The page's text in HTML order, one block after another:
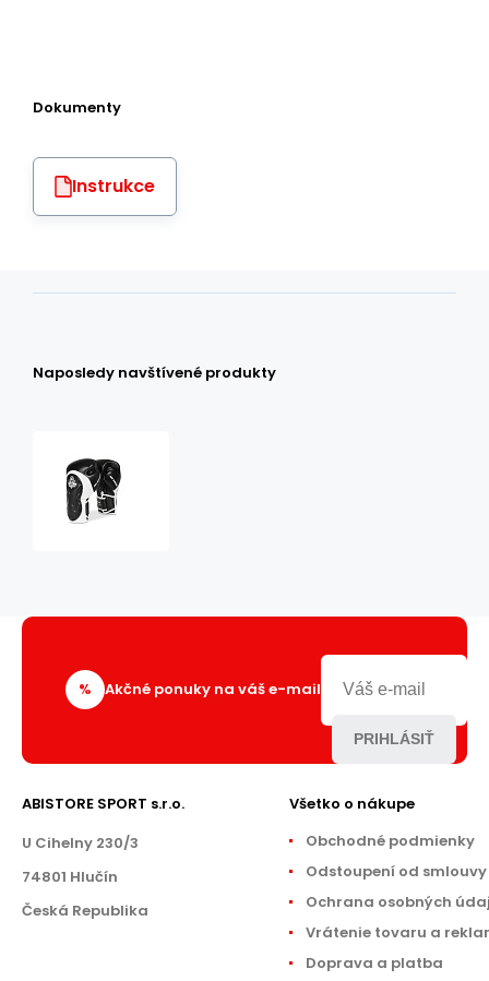
Dokumenty
Instrukce
Naposledy navštívené produkty
% Akčné ponuky na váš e-mail
PRIHLÁSIŤ
ABISTORE SPORT s.r.o.
U Cihelny 230/3
74801 Hlučín
Česká Republika
Všetko o nákupe
Obchodné podmienky
Odstoupení od smlouvy
Ochrana osobných
Vrátenie tovaru a
Doprava a platba